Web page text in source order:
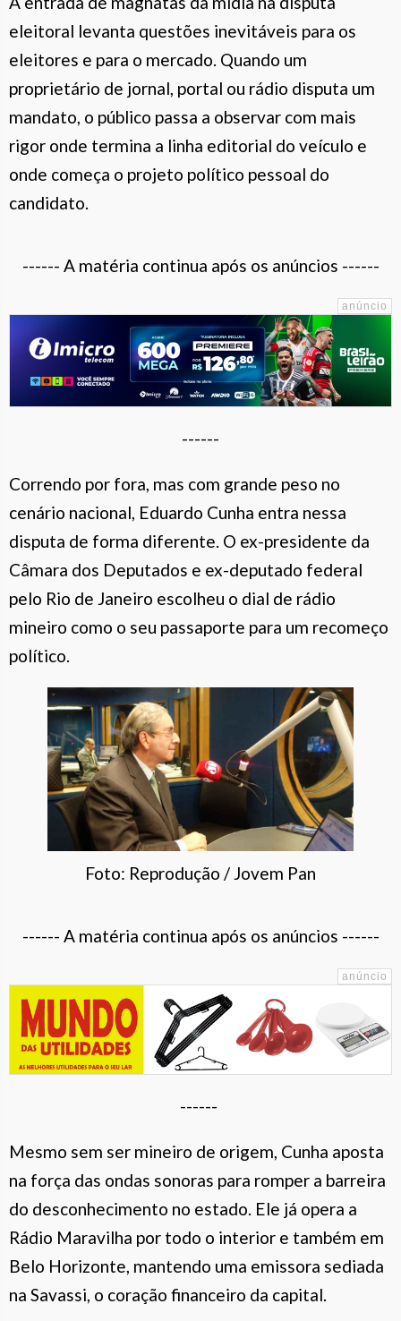
eleitoral levanta questões inevitáveis para os
eleitores e para o mercado. Quando um
proprietário de jornal, portal ou rádio disputa um
mandato, o público passa a observar com mais
rigor onde termina a linha editorial do veículo e
onde começa o projeto político pessoal do
candidato.
------ A matéria continua após os anúncios ------
------
Correndo por fora, mas com grande peso no
cenário nacional, Eduardo Cunha entra nessa
disputa de forma diferente. O ex-presidente da
Câmara dos Deputados e ex-deputado federal
pelo Rio de Janeiro escolheu o dial de rádio
mineiro como o seu passaporte para um recomeço
político.
Foto: Reprodução / Jovem Pan
------ A matéria continua após os anúncios ------
------
Mesmo sem ser mineiro de origem, Cunha aposta
na força das ondas sonoras para romper a barreira
do desconhecimento no estado. Ele já opera a
Rádio Maravilha por todo o interior e também em
Belo Horizonte, mantendo uma emissora sediada
na Savassi, o coração financeiro da capital.